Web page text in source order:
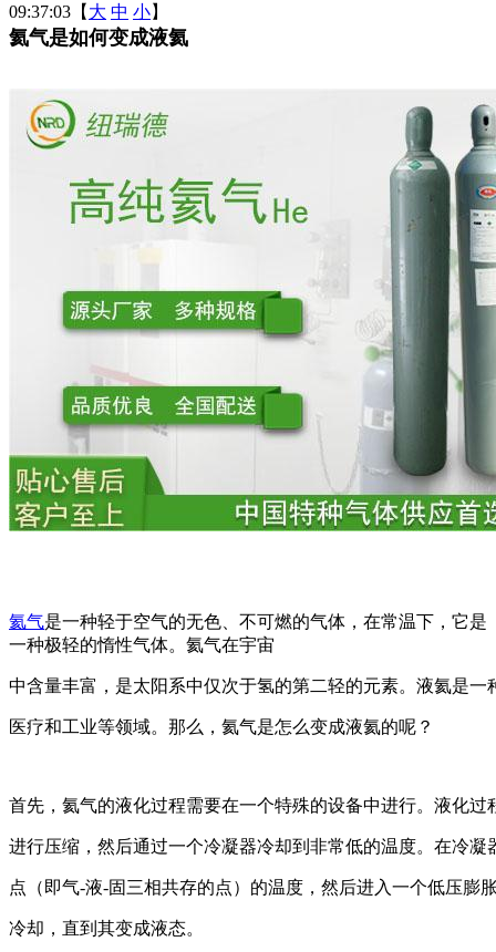
09:37:03【 大 中 小】
氦气是如何变成液氦
氦气是一种轻于空气的无色、不可燃的气体，在常温下，它是
一种极轻的惰性气体。氦气在宇宙
中含量丰富，是太阳系中仅次于氢的第二轻的元素。液氦是
医疗和工业等领域。那么，氦气是怎么变成液氦的呢？
首先，氦气的液化过程需要在一个特殊的设备中进行。液化过
进行压缩，然后通过一个冷凝器冷却到非常低的温度。在冷凝
点（即气-液-固三相共存的点）的温度，然后进入一个低压膨
冷却，直到其变成液态。